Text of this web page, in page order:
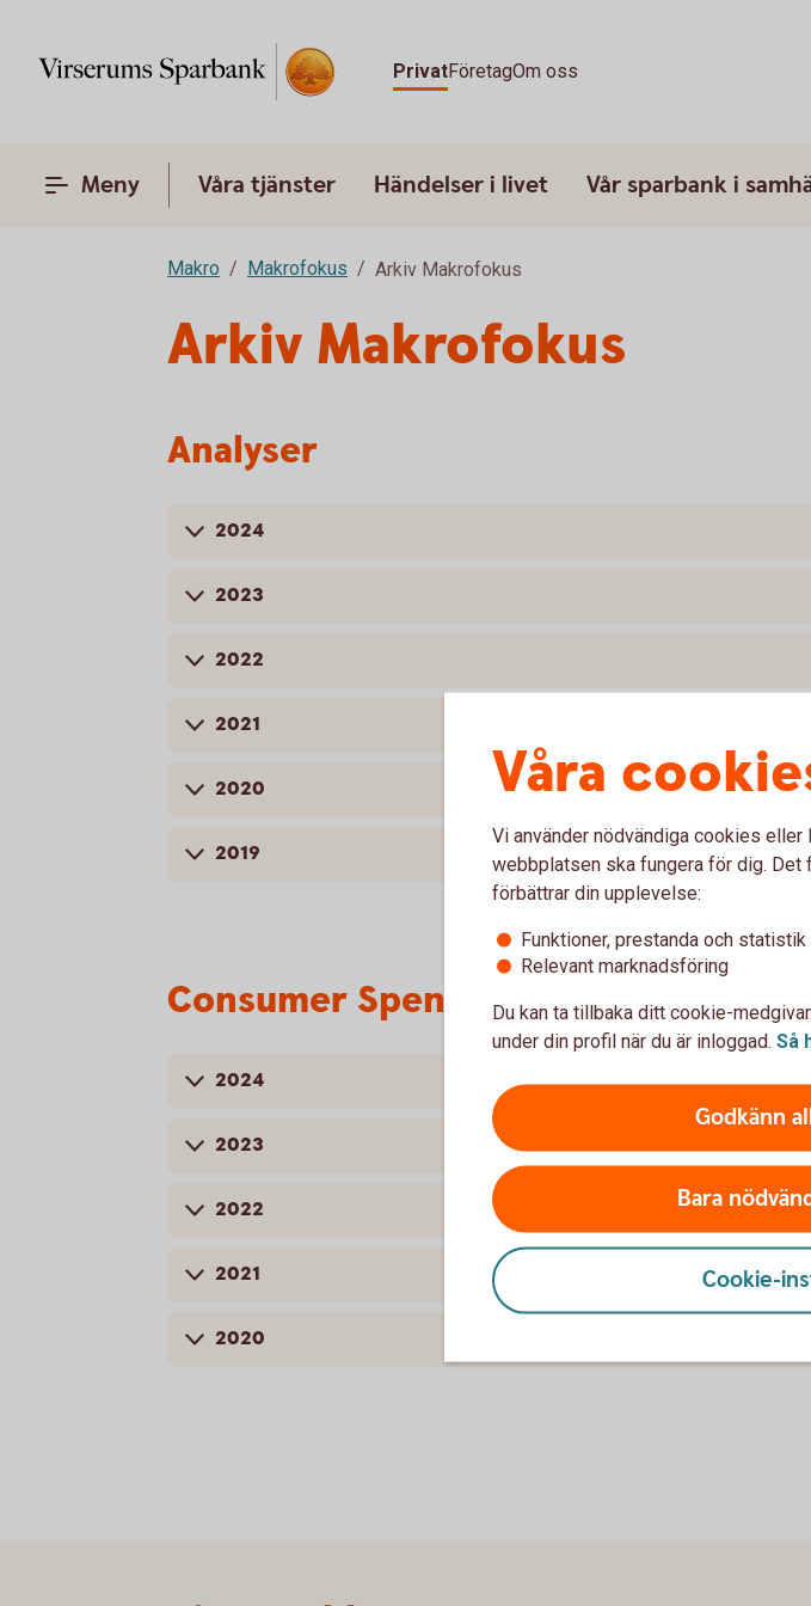
PrivatFöretagOm oss
Meny Våra tjänster Händelser i livet Vår sparbank i
Makro Makrofokus Arkiv Makrofokus
Arkiv Makrofokus
Analyser
2024
2023
2022
2021
2020
2019
Consumer Spending Observer
2024
2023
2022
2021
2020
Våra
Vi använder nödvändiga cookies
webbplatsen ska fungera för dig. Det
förbättrar din upplevelse:
Funktioner, prestanda och statistik
Relevant marknadsföring
Du kan ta tillbaka ditt cookie-
under din profil när du är inloggad. Så
Godkänn
Bara
Cookie-